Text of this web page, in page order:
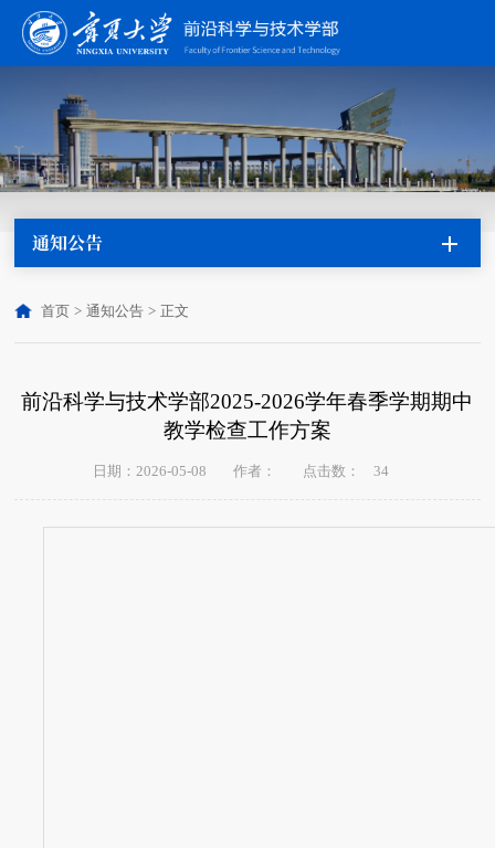
通知公告
首页 > 通知公告 > 正文
前沿科学与技术学部2025-2026学年春季学期期中
教学检查工作方案
日期：2026-05-08 作者： 点击数： 34